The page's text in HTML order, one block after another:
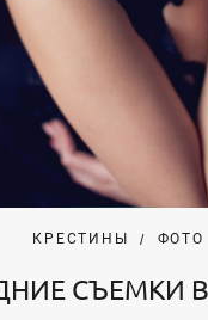
КРЕСТИНЫ ФОТО
СЪЕМКИ